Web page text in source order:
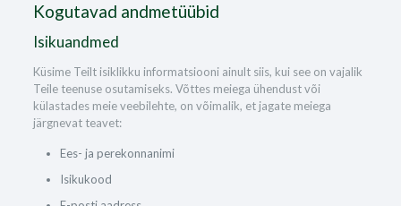
Kogutavad andmetüübid
Isikuandmed
Küsime Teilt isiklikku informatsiooni ainult siis, kui see on vajalik
Teile teenuse osutamiseks. Võttes meiega ühendust või
külastades meie veebilehte, on võimalik, et jagate meiega
järgnevat teavet:
Ees- ja perekonnanimi
Isikukood